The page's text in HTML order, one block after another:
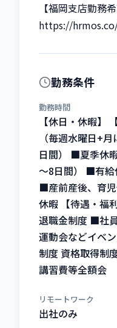
【福岡支店勤務
https://
勤務条件
勤務時間
【休日・休暇】
（毎週水曜日+
日間） ■夏季休
～8日間） ■有給
■産前産後、育
休暇 【待遇・福
退職金制度 ■社
運動会などイベ
制度 資格取得制
講習費等全額会
リモートワーク
出社のみ